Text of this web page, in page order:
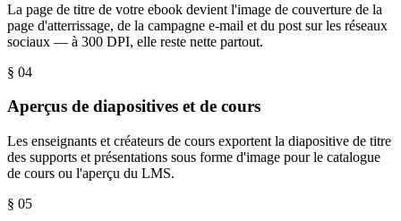
La page de titre de votre ebook devient l'image de couverture de la
page d'atterrissage, de la campagne e-mail et du post sur les réseaux
sociaux — à 300 DPI, elle reste nette partout.
§ 04
Aperçus de diapositives et de cours
Les enseignants et créateurs de cours exportent la diapositive de titre
des supports et présentations sous forme d'image pour le catalogue
de cours ou l'aperçu du LMS.
§ 05